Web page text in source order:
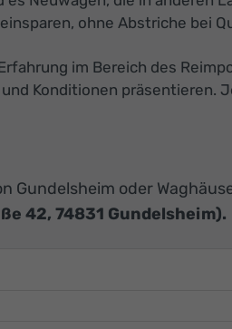
ohne Abstriche bei
im Bereich des
Konditionen präsentieren.
Gundelsheim oder
42, 74831 Gundelsheim).